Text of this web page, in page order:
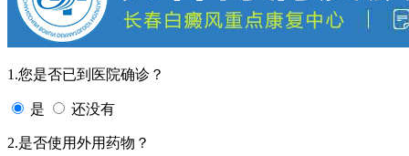
1.您是否已到医院确诊？
是 还没有
2.是否使用外用药物？